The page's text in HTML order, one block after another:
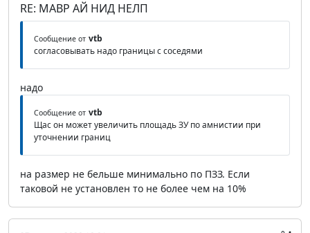
RE: МАВР АЙ НИД НЕЛП
Сообщение от vtb
согласовывать надо границы с соседями
надо
Сообщение от vtb
Щас он может увеличить площадь ЗУ по амнистии при
уточнении границ
на размер не бельше минимально по ПЗЗ. Если
таковой не установлен то не более чем на 10%